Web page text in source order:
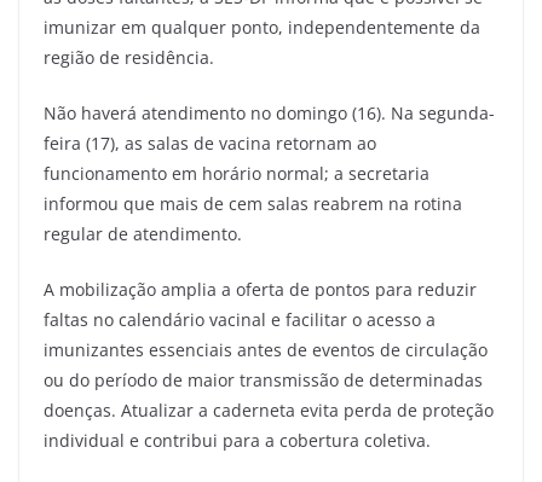
imunizar em qualquer ponto, independentemente da
região de residência.
Não haverá atendimento no domingo (16). Na segunda-
feira (17), as salas de vacina retornam ao
funcionamento em horário normal; a secretaria
informou que mais de cem salas reabrem na rotina
regular de atendimento.
A mobilização amplia a oferta de pontos para reduzir
faltas no calendário vacinal e facilitar o acesso a
imunizantes essenciais antes de eventos de circulação
ou do período de maior transmissão de determinadas
doenças. Atualizar a caderneta evita perda de proteção
individual e contribui para a cobertura coletiva.